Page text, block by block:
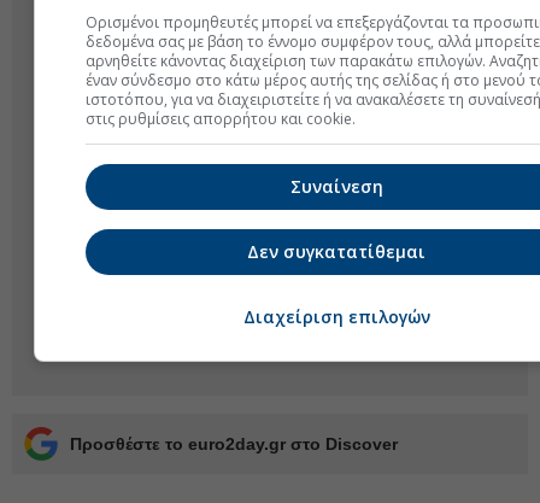
Προσθέστε το euro2day.gr στο Discover
Ορισμένοι προμηθευτές μπορεί να επεξεργάζονται τα
δεδομένα σας με βάση το έννομο συμφέρον τους, αλλά
αρνηθείτε κάνοντας διαχείριση των παρακάτω επιλογών.
έναν σύνδεσμο στο κάτω μέρος αυτής της σελίδας ή στο μενού
ιστοτόπου, για να διαχειριστείτε ή να ανακαλέσετε τη
στις ρυθμίσεις απορρήτου και cookie.
Συναίνεση
Δεν συγκατατίθεμαι
Διαχείριση επιλογών